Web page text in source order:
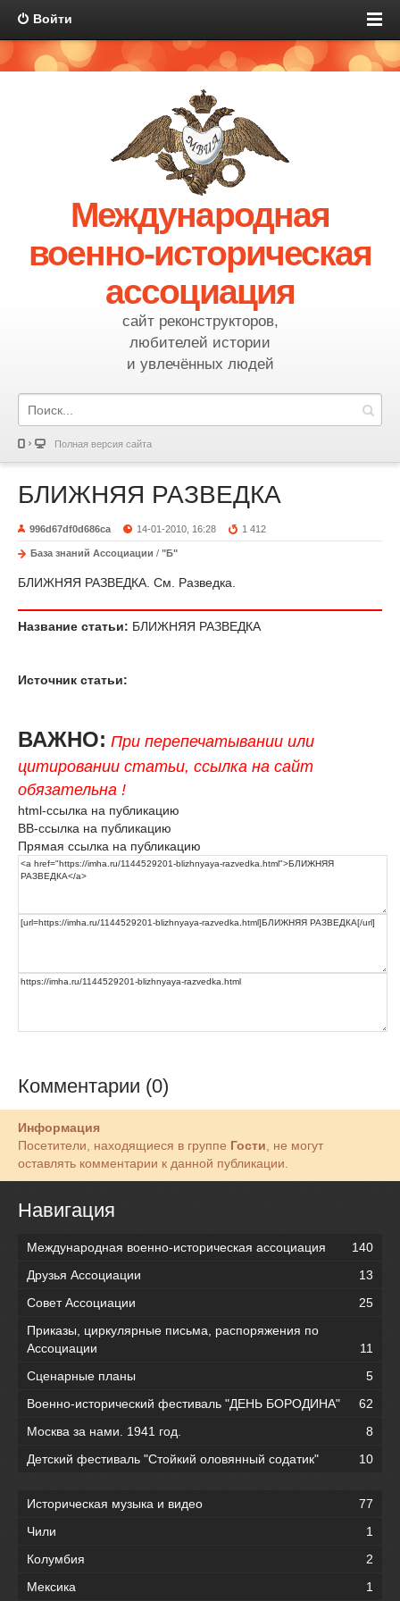
Войти
Международная
военно-историческая
ассоциация
сайт реконструкторов,
любителей истории
и увлечённых людей
Полная версия сайта
БЛИЖНЯЯ РАЗВЕДКА
996d67df0d686ca 14-01-2010, 16:28 1 412
База знаний Ассоциации / "Б"
БЛИЖНЯЯ РАЗВЕДКА. См. Разведка.
Название статьи: БЛИЖНЯЯ РАЗВЕДКА
Источник статьи:
ВАЖНО: При перепечатывании или
цитировании статьи, ссылка на сайт
обязательна !
html-ссылка на публикацию
BB-ссылка на публикацию
Прямая ссылка на публикацию
Комментарии (0)
Информация
Посетители, находящиеся в группе Гости , не могут
оставлять комментарии к данной публикации.
Навигация
Международная военно-историческая ассоциация
140
Друзья Ассоциации
13
Совет Ассоциации
25
Приказы, циркулярные письма, распоряжения по
Ассоциации
11
Сценарные планы
5
Военно-исторический фестиваль "ДЕНЬ БОРОДИНА"
62
Москва за нами. 1941 год.
8
Детский фестиваль "Стойкий оловянный содатик"
10
Историческая музыка и видео
77
Чили
1
Колумбия
2
Мексика
1